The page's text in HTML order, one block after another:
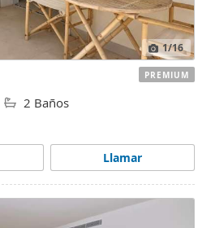
1/16
2 Baños
Llamar
PREMIUM